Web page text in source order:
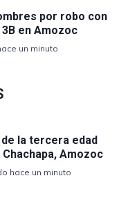
por robo con
en Amozoc
un minuto
la tercera edad
Amozoc
hace un minuto